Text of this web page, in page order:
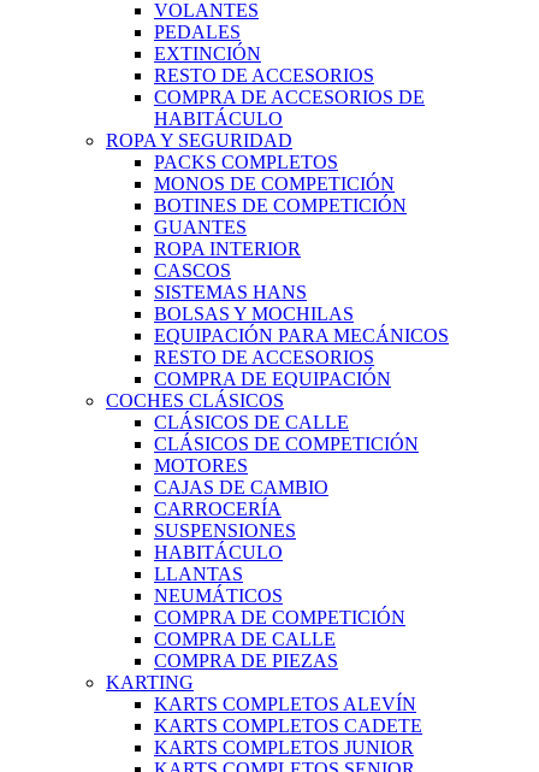
VOLANTES
PEDALES
EXTINCIÓN
RESTO DE ACCESORIOS
COMPRA DE ACCESORIOS DE
HABITÁCULO
ROPA Y SEGURIDAD
PACKS COMPLETOS
MONOS DE COMPETICIÓN
BOTINES DE COMPETICIÓN
GUANTES
ROPA INTERIOR
CASCOS
SISTEMAS HANS
BOLSAS Y MOCHILAS
EQUIPACIÓN PARA MECÁNICOS
RESTO DE ACCESORIOS
COMPRA DE EQUIPACIÓN
COCHES CLÁSICOS
CLÁSICOS DE CALLE
CLÁSICOS DE COMPETICIÓN
MOTORES
CAJAS DE CAMBIO
CARROCERÍA
SUSPENSIONES
HABITÁCULO
LLANTAS
NEUMÁTICOS
COMPRA DE COMPETICIÓN
COMPRA DE CALLE
COMPRA DE PIEZAS
KARTING
KARTS COMPLETOS ALEVÍN
KARTS COMPLETOS CADETE
KARTS COMPLETOS JUNIOR